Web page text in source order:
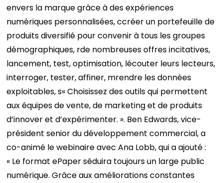
envers la marque grâce à des expériences
numériques personnalisées, ccréer un portefeuille de
produits diversifié pour convenir à tous les groupes
démographiques, rde nombreuses offres incitatives,
lancement, test, optimisation, lécouter leurs lecteurs,
interroger, tester, affiner, mrendre les données
exploitables, s« Choisissez des outils qui permettent
aux équipes de vente, de marketing et de produits
d’innover et d’expérimenter. ». Ben Edwards, vice-
président senior du développement commercial, a
co-animé le webinaire avec Ana Lobb, qui a ajouté :
« Le format ePaper séduira toujours un large public
numérique. Grâce aux améliorations constantes